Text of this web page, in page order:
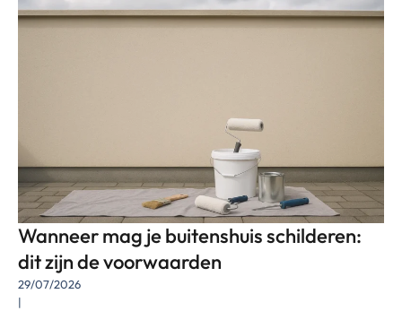
Wanneer mag je buitenshuis schilderen:
dit zijn de voorwaarden
29/07/2026
|